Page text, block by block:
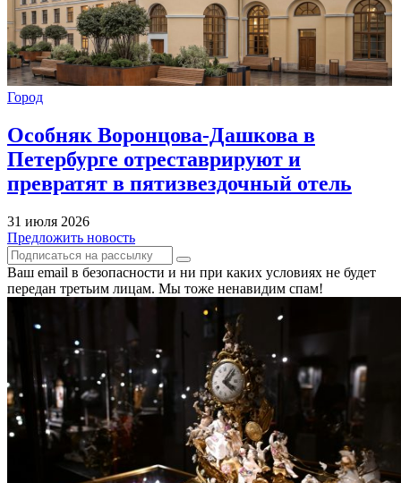
Город
Особняк Воронцова-Дашкова в
Петербурге отреставрируют и
превратят в пятизвездочный отель
31 июля 2026
Предложить новость
Ваш email в безопасности и ни при каких условиях не будет
передан третьим лицам. Мы тоже ненавидим спам!